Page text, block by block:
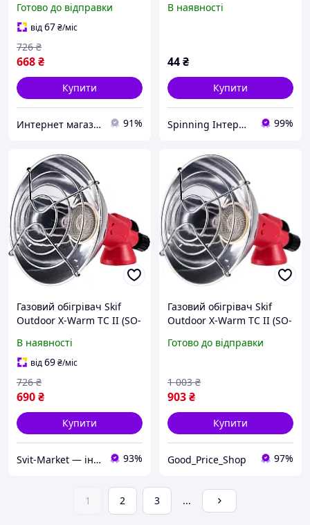
Готово до відправки
від67₴/міс
668₴
726 ₴
Купити
Интернет магазин "Домовичок" 91%
2шт
В наявності
44₴
Купити
Spinning Інтернет-магазин 99%
Газовий обігрівач Skif
Outdoor X-Warm TC II (SO-
В наявності
від69₴/міс
690₴
726 ₴
Купити
Svit-Market — інтернет супермаркет 93%
Газовий обігрівач Skif
Outdoor X-Warm TC II (SO-
Готово до відправки
903₴
1 003 ₴
Купити
Good_Price_Shop 97%
1 2 3 ...